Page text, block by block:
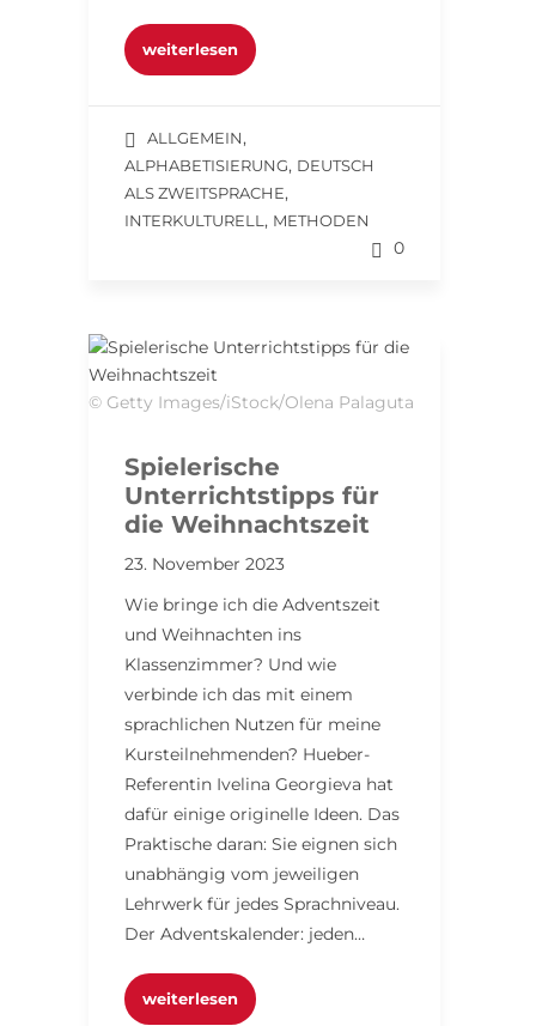
weiterlesen
ALLGEMEIN,
ALPHABETISIERUNG, DEUTSCH
ALS ZWEITSPRACHE,
INTERKULTURELL , METHODEN
0
© Getty Images/iStock/Olena Palaguta
Spielerische
Unterrichtstipps für
die Weihnachtszeit
23. November 2023
Wie bringe ich die Adventszeit
und Weihnachten ins
Klassenzimmer? Und wie
verbinde ich das mit einem
sprachlichen Nutzen für meine
Kursteilnehmenden? Hueber-
Referentin Ivelina Georgieva hat
dafür einige originelle Ideen. Das
Praktische daran: Sie eignen sich
unabhängig vom jeweiligen
Lehrwerk für jedes Sprachniveau.
Der Adventskalender: jeden…
weiterlesen